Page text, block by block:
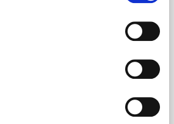
Smykkeæske, Ørepynt eller kæde - mat kiwi